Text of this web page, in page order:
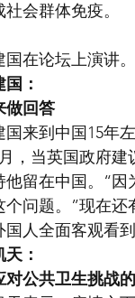
会群体免疫。
在论坛上演讲。
：
做回答
到中国15年
，当英国政府
留在中国。“
问题。”现在
人全面客观看到
：
公共卫生挑战